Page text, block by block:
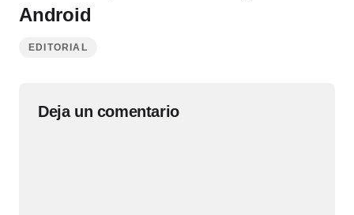
Android
EDITORIAL
Deja un comentario